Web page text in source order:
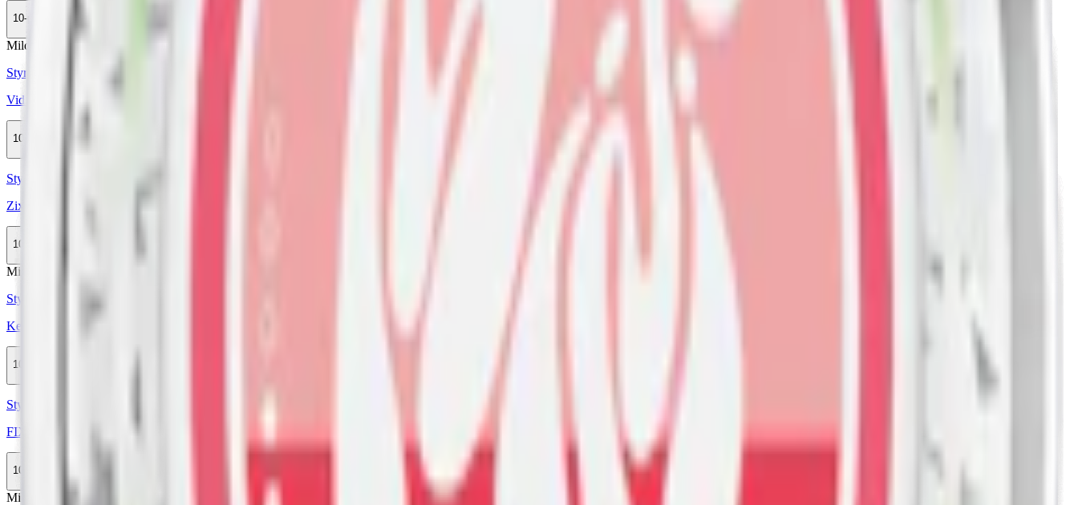
10-pack
Mild
Styrka Mild · Mini
Vid Watermelon Mild Mini
10-pack
Styrka Normal · Large
Zixs Melon Rush Original
10-pack
Mild
Styrka Mild · Slim
Kelly White Sweet Peach 4
10-pack
Styrka Normal · Slim
FIX Strawberry Kiwi #4 Slim
10-pack
Mild